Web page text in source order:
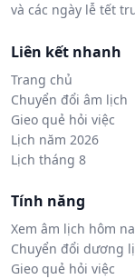
và các ngày lễ tết
Liên kết nhanh
Trang chủ
Chuyển đổi âm lịch
Gieo quẻ hỏi việc
Lịch năm 2026
Lịch tháng 8
Tính năng
Xem âm lịch hôm
Chuyển đổi dương
Gieo quẻ hỏi việc